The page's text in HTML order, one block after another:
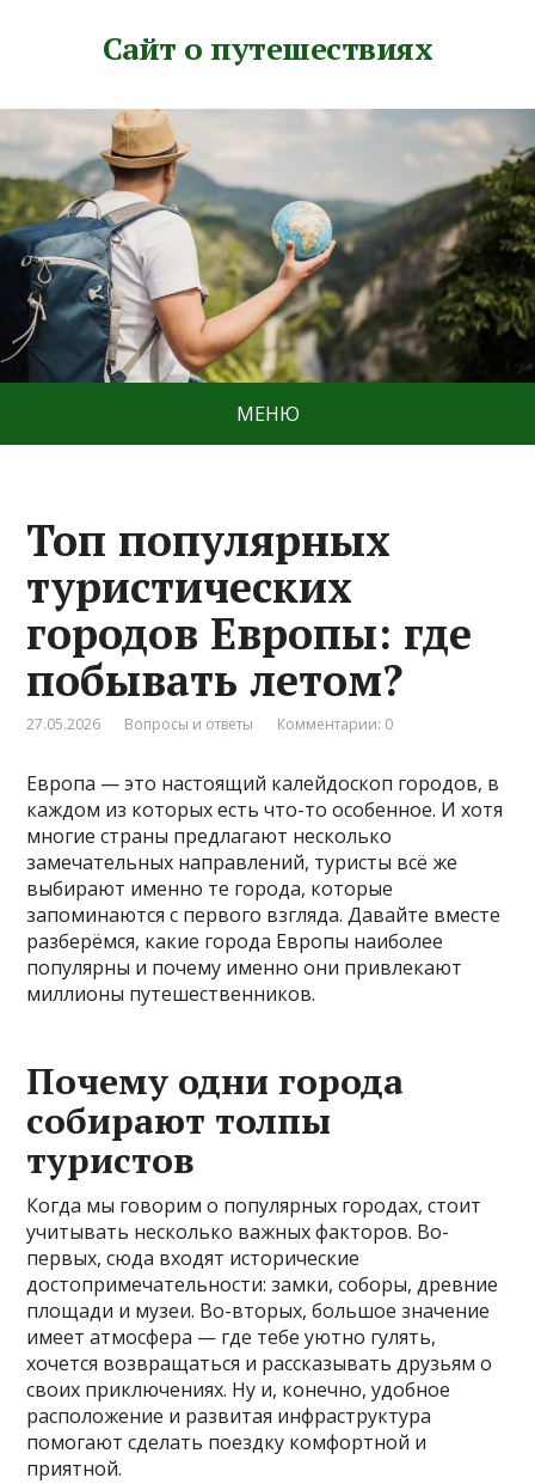
Сайт о путешествиях
МЕНЮ
Топ популярных
туристических
городов Европы: где
побывать летом?
27.05.2026 Вопросы и ответы Комментарии: 0
Европа — это настоящий калейдоскоп городов, в
каждом из которых есть что-то особенное. И хотя
многие страны предлагают несколько
замечательных направлений, туристы всё же
выбирают именно те города, которые
запоминаются с первого взгляда. Давайте вместе
разберёмся, какие города Европы наиболее
популярны и почему именно они привлекают
миллионы путешественников.
Почему одни города
собирают толпы
туристов
Когда мы говорим о популярных городах, стоит
учитывать несколько важных факторов. Во-
первых, сюда входят исторические
достопримечательности: замки, соборы, древние
площади и музеи. Во-вторых, большое значение
имеет атмосфера — где тебе уютно гулять,
хочется возвращаться и рассказывать друзьям о
своих приключениях. Ну и, конечно, удобное
расположение и развитая инфраструктура
помогают сделать поездку комфортной и
приятной.